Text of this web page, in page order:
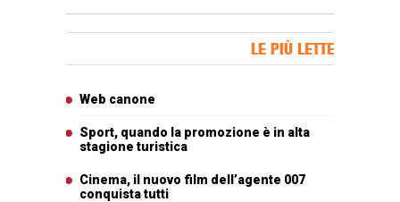
LE PIÙ LETTE
Web canone
Sport, quando la promozione è in alta
stagione turistica
Cinema, il nuovo film dell’agente 007
conquista tutti